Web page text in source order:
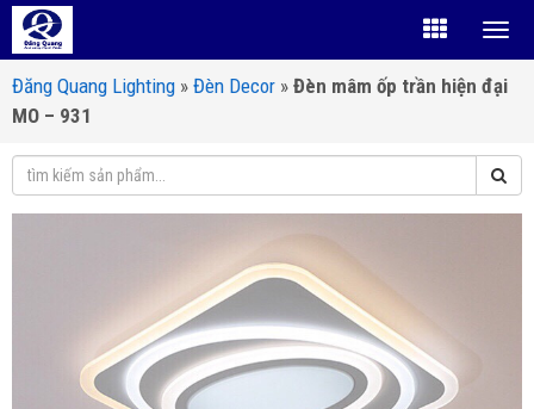
Đăng Quang Lighting » Đèn Decor » Đèn mâm ốp trần hiện đại
MO – 931